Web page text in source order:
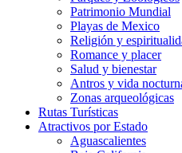
Patrimonio Mundial
Playas de Mexico
Religión y
Romance y placer
Salud y bienestar
Antros y vida
Zonas arqueológicas
Rutas Turísticas
Atractivos por Estado
Aguascalientes